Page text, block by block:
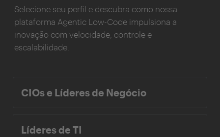
Selecione seu perfil e descubra como nossa
plataforma Agentic Low-Code impulsiona a
inovação com velocidade, controle e
escalabilidade.
CIOs e Líderes de Negócio
Líderes de TI